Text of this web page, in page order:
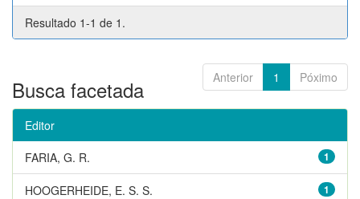
Resultado 1-1 de 1.
Anterior 1 Póximo
Busca facetada
Editor
1
FARIA, G. R.
1
HOOGERHEIDE, E. S. S.